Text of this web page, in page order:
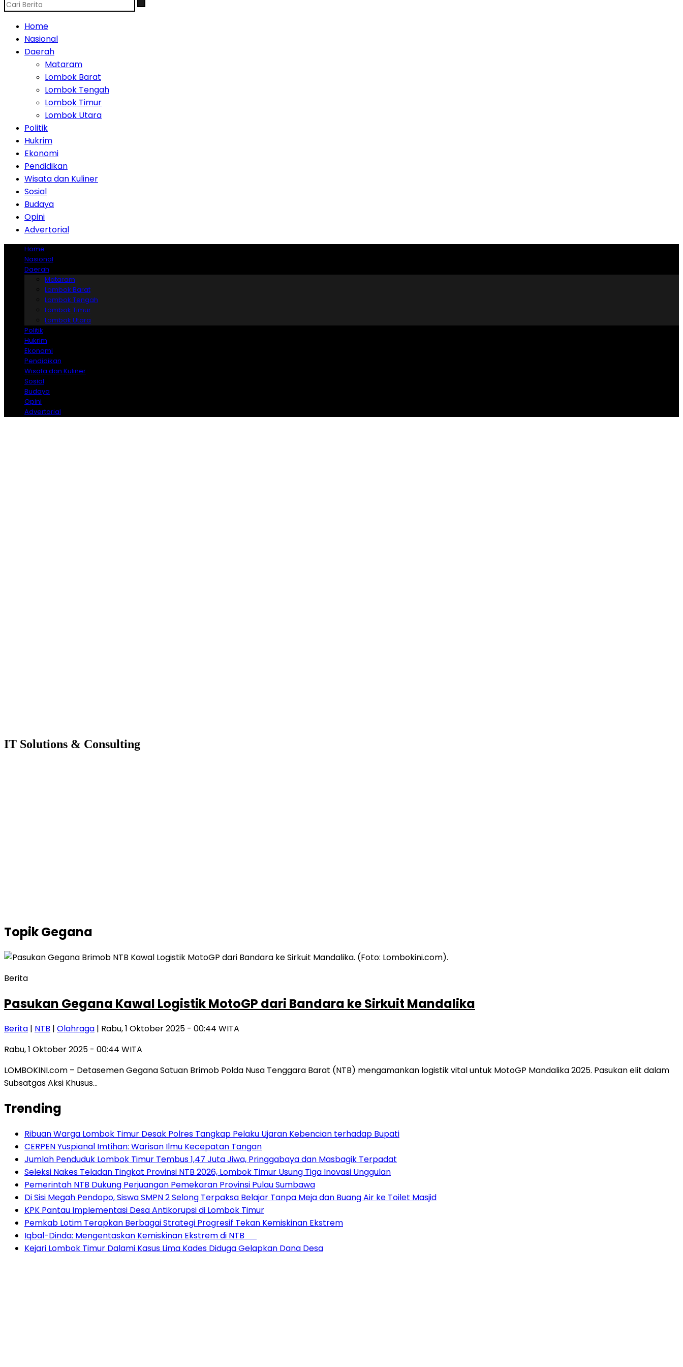
Home
Nasional
Daerah
Mataram
Lombok Barat
Lombok Tengah
Lombok Timur
Lombok Utara
Politik
Hukrim
Ekonomi
Pendidikan
Wisata dan Kuliner
Sosial
Budaya
Opini
Advertorial
Home
Nasional
Daerah
Mataram
Lombok Barat
Lombok Tengah
Lombok Timur
Lombok Utara
Politik
Hukrim
Ekonomi
Pendidikan
Wisata dan Kuliner
Sosial
Budaya
Opini
Advertorial
IT Solutions & Consulting
TopikGegana
Berita
Pasukan Gegana Kawal Logistik MotoGP dari Bandara ke Sirkuit Mandalika
Berita | NTB | Olahraga | Rabu, 1 Oktober 2025 - 00:44 WITA
Rabu, 1 Oktober 2025 - 00:44 WITA
LOMBOKINI.com – Detasemen Gegana Satuan Brimob Polda Nusa Tenggara Barat (NTB) mengamankan logistik vital untuk MotoGP Mandalika 2025. Pasukan elit dalam
Subsatgas Aksi Khusus…
Trending
Ribuan Warga Lombok Timur Desak Polres Tangkap Pelaku Ujaran Kebencian terhadap Bupati
CERPEN Yuspianal Imtihan: Warisan Ilmu Kecepatan Tangan
Jumlah Penduduk Lombok Timur Tembus 1,47 Juta Jiwa, Pringgabaya dan Masbagik Terpadat
Seleksi Nakes Teladan Tingkat Provinsi NTB 2026, Lombok Timur Usung Tiga Inovasi Unggulan
Pemerintah NTB Dukung Perjuangan Pemekaran Provinsi Pulau Sumbawa
Di Sisi Megah Pendopo, Siswa SMPN 2 Selong Terpaksa Belajar Tanpa Meja dan Buang Air ke Toilet Masjid
KPK Pantau Implementasi Desa Antikorupsi di Lombok Timur
Pemkab Lotim Terapkan Berbagai Strategi Progresif Tekan Kemiskinan Ekstrem
Iqbal-Dinda: Mengentaskan Kemiskinan Ekstrem di NTB
Kejari Lombok Timur Dalami Kasus Lima Kades Diduga Gelapkan Dana Desa